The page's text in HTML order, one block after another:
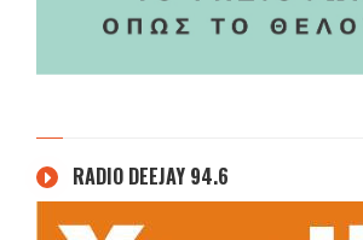
RADIO DEEJAY 94.6